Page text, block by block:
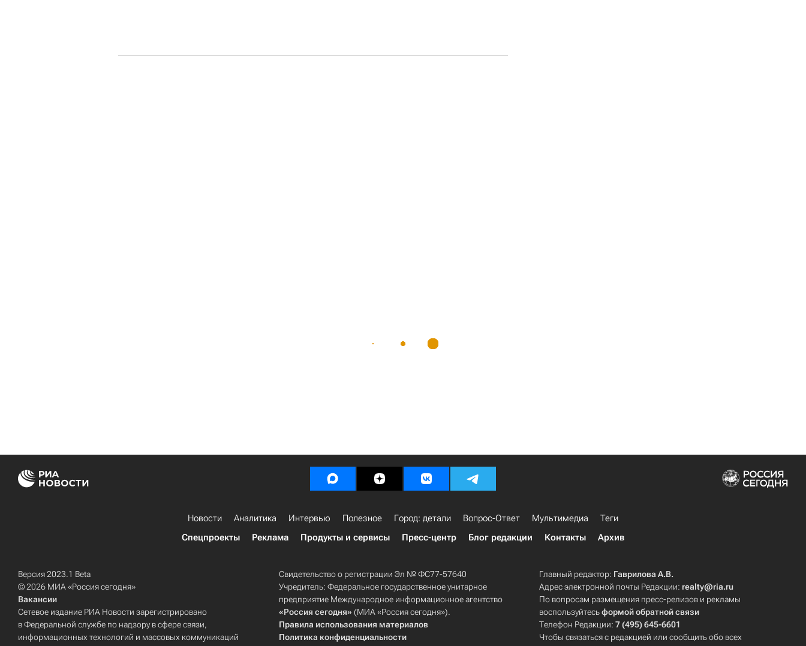
Новости Аналитика Интервью Полезное Город: детали Вопрос-Ответ Мультимедиа
Теги
Спецпроекты
Реклама Продукты и сервисы Пресс-центр Блог редакции Контакты Архив
Версия 2023.1 Beta
© 2026 МИА «Россия сегодня»
Вакансии
Сетевое издание РИА Новости зарегистрировано
в Федеральной службе по надзору в сфере связи,
информационных технологий и массовых коммуникаций
Свидетельство о регистрации Эл № ФС77-57640
Учредитель: Федеральное государственное унитарное
предприятие Международное информационное агентство
«Россия сегодня» (МИА «Россия сегодня»).
Правила использования материалов
Политика конфиденциальности
Главный редактор: Гаврилова А.В.
Адрес электронной почты Редакции: realty@ria.ru
По вопросам размещения пресс-релизов и рекламы
воспользуйтесьформой обратной связи
Телефон Редакции:7 (495) 645-6601
Чтобы связаться с редакцией или сообщить обо всех